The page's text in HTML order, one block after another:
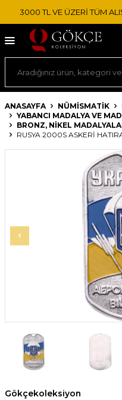
3000 TL VE ÜZERİ TÜM
ANASAYFA NÜMİSMATİK
YABANCI MADALYA VE
BRONZ, NIKEL
RUSYA 2000S ASKERI
Gökçekoleksiyon